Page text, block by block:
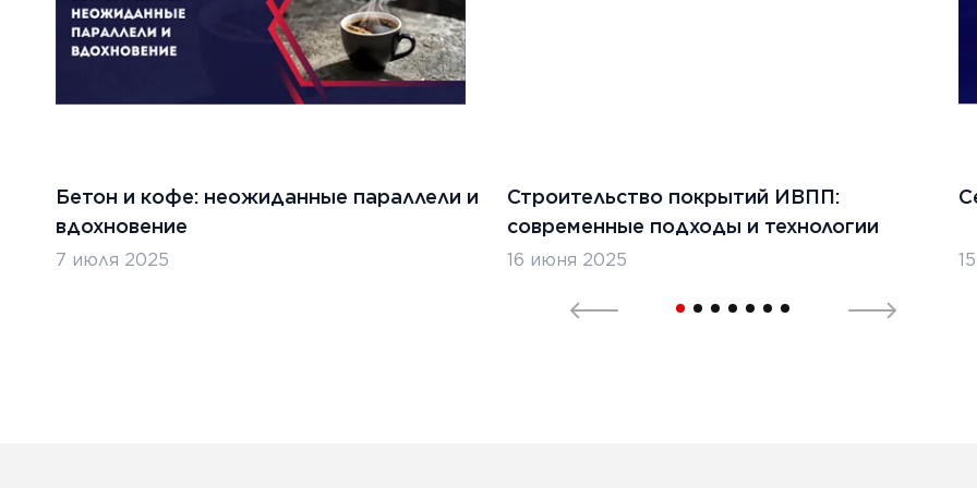
Бетон и кофе: неожиданные параллели и
вдохновение
7 июля 2025
Строительство покрытий ИВПП:
современные подходы и технологии
16 июня 2025